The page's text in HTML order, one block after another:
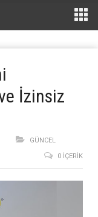
İzinsiz
GÜNCEL
0 İÇERIK